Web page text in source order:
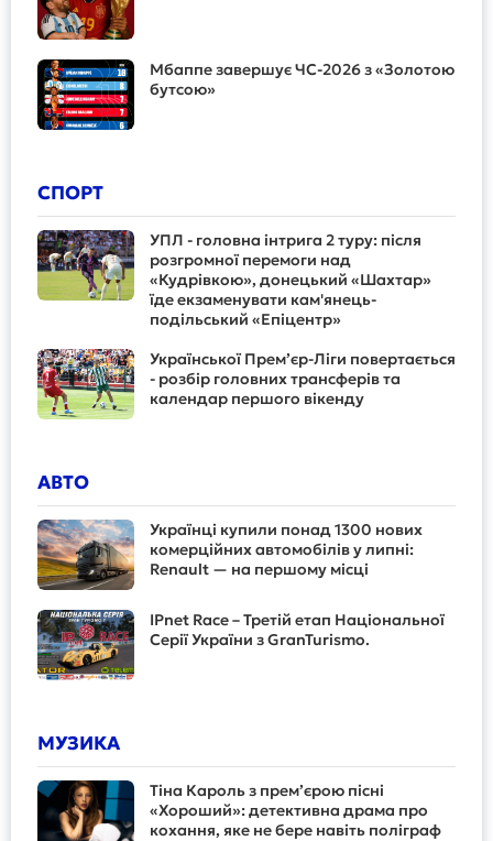
Мбаппе завершує ЧС-2026 з «Золотою
бутсою»
СПОРТ
УПЛ - головна інтрига 2 туру: після
розгромної перемоги над
«Кудрівкою», донецький «Шахтар»
їде екзаменувати кам'янець-
подільський «Епіцентр»
Української Прем’єр-Ліги повертається
- розбір головних трансферів та
календар першого вікенду
АВТО
Українці купили понад 1300 нових
комерційних автомобілів у липні:
Renault — на першому місці
IPnet Race – Третій етап Національної
Серії України з GranTurismo.
МУЗИКА
Тіна Кароль з прем’єрою пісні
«Хороший»: детективна драма про
кохання, яке не бере навіть поліграф